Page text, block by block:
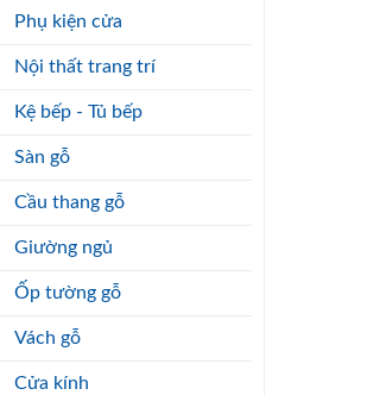
Phụ kiện cửa
Nội thất trang trí
Kệ bếp - Tủ bếp
Sàn gỗ
Cầu thang gỗ
Giường ngủ
Ốp tường gỗ
Vách gỗ
Cửa kính